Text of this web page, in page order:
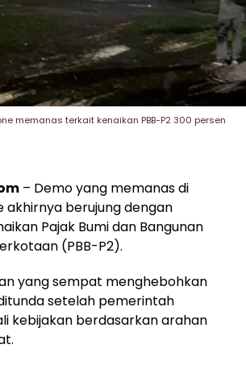
memanas terkait kenaikan PBB-P2 300 persen
– Demo yang memanas di
akhirnya berujung dengan
Pajak Bumi dan Bangunan
(PBB-P2).
yang sempat menghebohkan
setelah pemerintah
kebijakan berdasarkan arahan